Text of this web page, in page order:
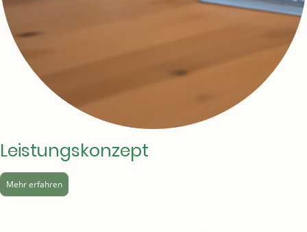
Leistungskonzept
Mehr erfahren